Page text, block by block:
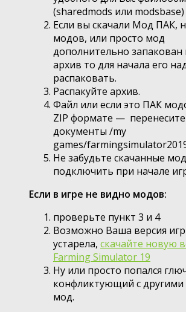
(sharedmods или modsbase)
Если вы скачали Мод ПАК,
модов, или просто мод
дополнительно запакован
архив то для начала его
распаковать.
Распакуйте архив.
Файл или если это ПАК
ZIP формате —
документы /my
games/
Не забудьте скачанные
подключить при начале
Если в игре не видно модов:
проверьте пункт 3 и 4
Возможно Ваша версия
устарела, скачайте новую
Farming Simulator 19
Ну или просто попался
конфликтующий с
мод.